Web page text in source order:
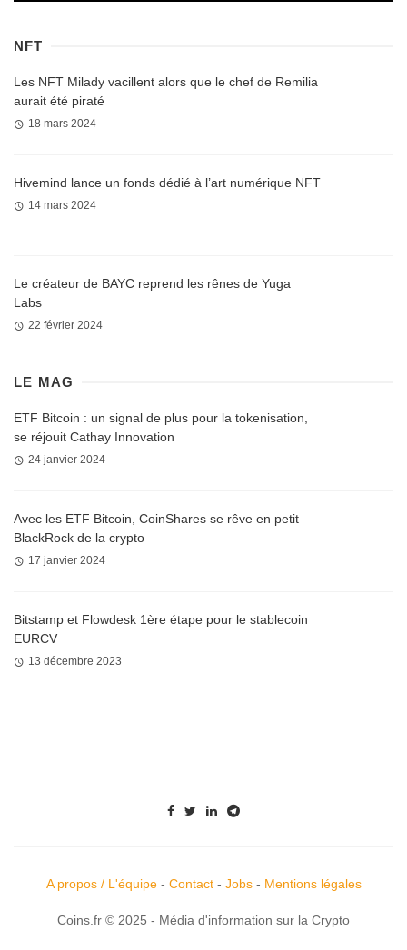
NFT
Les NFT Milady vacillent alors que le chef de Remilia
aurait été piraté
18 mars 2024
Hivemind lance un fonds dédié à l’art numérique NFT
14 mars 2024
Le créateur de BAYC reprend les rênes de Yuga
Labs
22 février 2024
LE MAG
ETF Bitcoin : un signal de plus pour la tokenisation,
se réjouit Cathay Innovation
24 janvier 2024
Avec les ETF Bitcoin, CoinShares se rêve en petit
BlackRock de la crypto
17 janvier 2024
Bitstamp et Flowdesk 1ère étape pour le stablecoin
EURCV
13 décembre 2023
A propos / L'équipe- Contact- Jobs- Mentions légales
Coins.fr © 2025 - Média d'information sur la Crypto